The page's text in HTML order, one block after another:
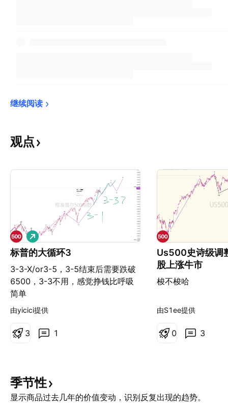
继续阅读
观点
标普的大循环3
3-3-X/or3-5，3-5结束后需要跌破
6500，3-3不用，感觉挣钱比呼吸
简单
做
多
由yicici提供
1
3
Us500史诗级调
股上涨牛市
梭不梭哈
由S1ee提供
3
0
季节性
显示商品过去几年的价值变动，识别反复出现的趋势。